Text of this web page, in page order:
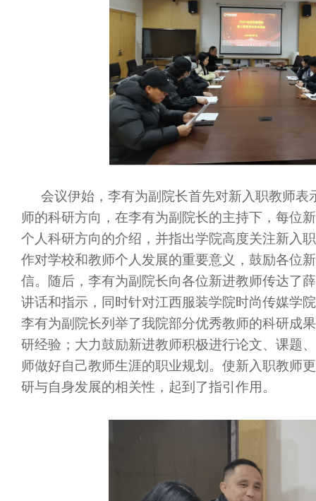
会议伊始，李有为副院长首先对新入职教师
师的科研方向，在李有为副院长的主持下，每位
个人科研方向的介绍，并指出学院高度关注新入
作对学校和教师个人发展的重要意义，鼓励各位
信。随后，李有为副院长向各位新进教师传达了
讲话和指示，同时针对江西服装学院时尚传媒学
李有为副院长列举了我院部分优秀教师的科研成
研经验；大力鼓励新进教师积极进行论文、课题
师做好自己教师生涯的职业规划。使新入职教师
研与自身发展的相关性，起到了指引作用。